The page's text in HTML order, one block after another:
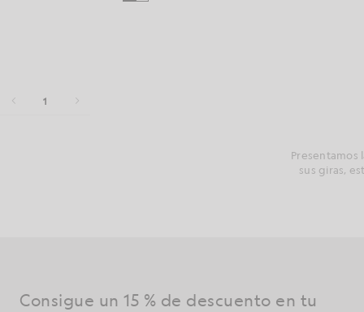
1
Presentamos
sus giras,
Consigue un 15 % de descuento en tu